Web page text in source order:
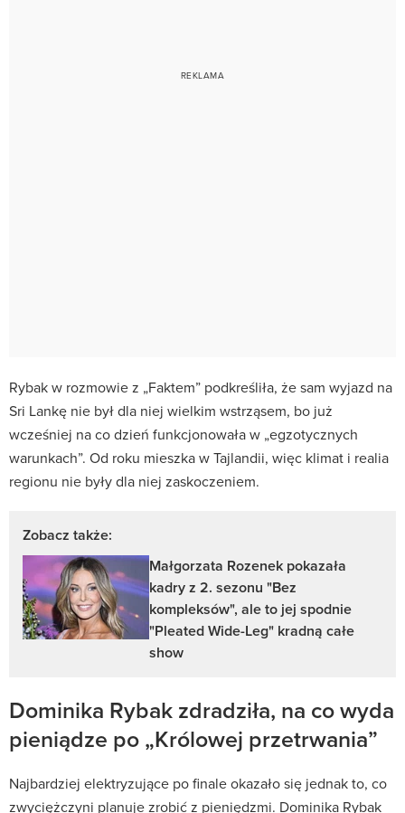
Rybak w rozmowie z „Faktem” podkreśliła, że sam wyjazd na
Sri Lankę nie był dla niej wielkim wstrząsem, bo już
wcześniej na co dzień funkcjonowała w „egzotycznych
warunkach”. Od roku mieszka w Tajlandii, więc klimat i realia
regionu nie były dla niej zaskoczeniem.
Zobacz także:
Małgorzata Rozenek pokazała
kadry z 2. sezonu "Bez
kompleksów", ale to jej spodnie
"Pleated Wide-Leg" kradną całe
show
Dominika Rybak zdradziła, na co wyda
pieniądze po „Królowej przetrwania”
Najbardziej elektryzujące po finale okazało się jednak to, co
zwyciężczyni planuje zrobić z pieniędzmi. Dominika Rybak